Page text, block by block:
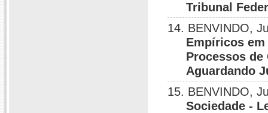
Tribunal
14. BENVINDO,
Empíricos
Processos
Aguardando
15. BENVINDO,
Sociedade -